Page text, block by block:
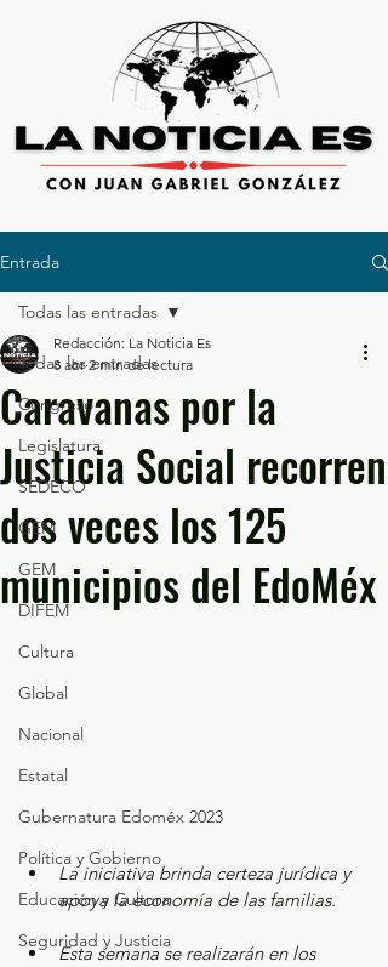
Entrada
Todas las entradas
Congreso
Legislatura
SEDECO
GEM
GEM
DIFEM
Cultura
Global
Nacional
Estatal
Gubernatura Edoméx 2023
Política y Gobierno
Educación y Cultura
Seguridad y Justicia
Todas las entradas
Caravanas por la
Justicia Social recorren
dos veces los 125
municipios del EdoMéx
Redacción: La Noticia Es
8 abr 2 min de lectura
La iniciativa brinda certeza jurídica y
apoya la economía de las familias.
Esta semana se realizarán en los